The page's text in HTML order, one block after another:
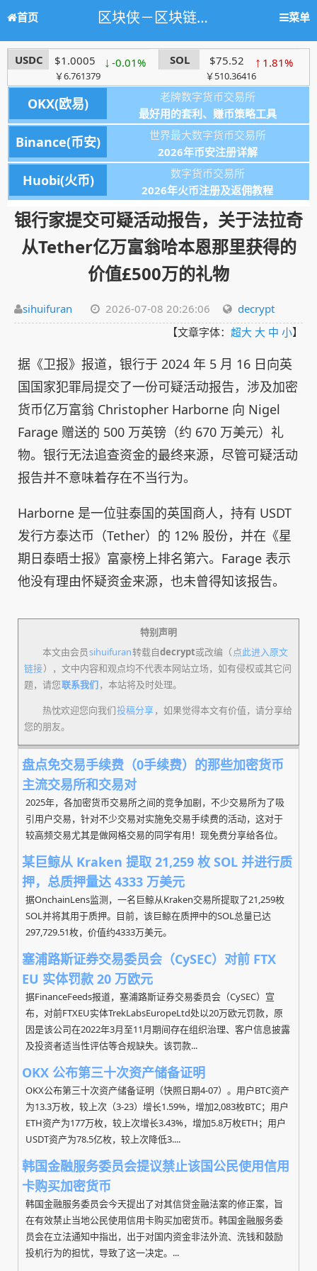
首页 区块侠－区块链学习网站，人人都懂区块链 菜单
USDC $1.0005
￥6.761379
↓ -0.01% SOL $75.52
￥510.36416
↑ 1.81%
老牌数字货币交易所
OKX(欧易)
最好用的套利、赚币策略工具
世界最大数字货币交易所
Binance(币安)
2026年币安注册详解
数字货币交易所
Huobi(火币)
2026年火币注册及返佣教程
银行家提交可疑活动报告，关于法拉奇
从Tether亿万富翁哈本恩那里获得的
价值£500万的礼物
sihuifuran 2026-07-08 20:26:06
decrypt
【文章字体： 超大 大 中 小】
据《卫报》报道，银行于 2024 年 5 月 16 日向英
国国家犯罪局提交了一份可疑活动报告，涉及加密
货币亿万富翁 Christopher Harborne 向 Nigel
Farage 赠送的 500 万英镑（约 670 万美元）礼
物。银行无法追查资金的最终来源，尽管可疑活动
报告并不意味着存在不当行为。
Harborne 是一位驻泰国的英国商人，持有 USDT
发行方泰达币（Tether）的 12% 股份，并在《星
期日泰晤士报》富豪榜上排名第六。Farage 表示
他没有理由怀疑资金来源，也未曾得知该报告。
特别声明
本文由会员sihuifuran转载自decrypt或改编（ 点此进入原文
链接），文中内容和观点均不代表本网站立场，如有侵权或其它问
题，请您联系我们，本站将及时处理。
热忱欢迎您向我们投稿分享，如果觉得本文有价值，请分享给
您的朋友。
盘点免交易手续费（0手续费）的那些加密货币
主流交易所和交易对
2025年，各加密货币交易所之间的竞争加剧，不少交易所为了吸
引用户交易，针对不少交易对实施免交易手续费的活动，这对于
较高频交易尤其是做网格交易的同学有用！现免费分享给各位。
某巨鲸从 Kraken 提取 21,259 枚 SOL 并进行质
押，总质押量达 4333 万美元
据OnchainLens监测，一名巨鲸从Kraken交易所提取了21,259枚
SOL并将其用于质押。目前，该巨鲸在质押中的SOL总量已达
297,729.51枚，价值约4333万美元。
塞浦路斯证券交易委员会（CySEC）对前 FTX
EU 实体罚款 20 万欧元
据FinanceFeeds报道，塞浦路斯证券交易委员会（CySEC）宣
布，对前FTXEU实体TrekLabsEuropeLtd处以20万欧元罚款，原
因是该公司在2022年3月至11月期间存在组织治理、客户信息披露
及投资者适当性评估等合规缺失。该罚款...
OKX 公布第三十次资产储备证明
OKX公布第三十次资产储备证明（快照日期4-07）。用户BTC资产
为13.3万枚，较上次（3-23）增长1.59%，增加2,083枚BTC；用户
ETH资产为177万枚，较上次增长3.43%，增加5.8万枚ETH；用户
USDT资产为78.5亿枚，较上次降低3....
韩国金融服务委员会提议禁止该国公民使用信用
卡购买加密货币
韩国金融服务委员会今天提出了对其信贷金融法案的修正案，旨
在有效禁止当地公民使用信用卡购买加密货币。韩国金融服务委
员会在立法通知中指出，出于对国内资金非法外流、洗钱和鼓励
投机行为的担忧，导致了这一决定。...